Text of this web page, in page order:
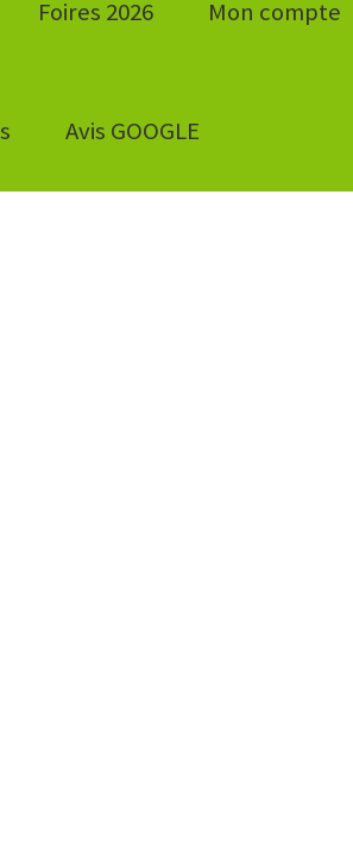
Foires 2026 Mon compte
Avis GOOGLE